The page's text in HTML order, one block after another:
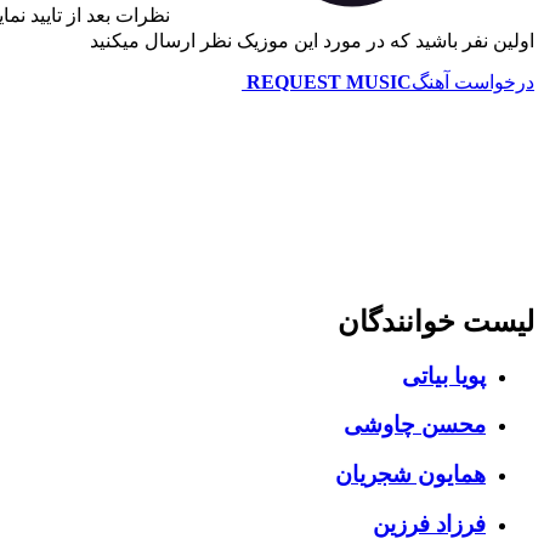
نظرات بعد از تایید
اولین نفر باشید که در مورد این موزیک نظر ارسال میکنید
درخواست آهنگREQUEST MUSIC
لیست خوانندگان
پویا بیاتی
محسن چاوشی
همایون شجریان
فرزاد فرزین